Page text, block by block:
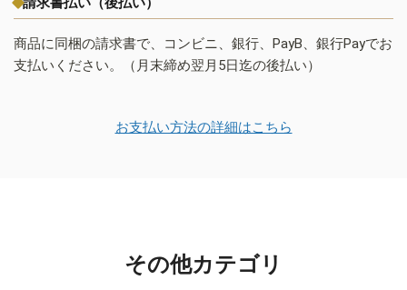
商品に同梱の請求書で、コンビニ、銀行、PayB、銀行Payでお
支払いください。（月末締め翌月5日迄の後払い）
お支払い方法の詳細はこちら
その他カテゴリ